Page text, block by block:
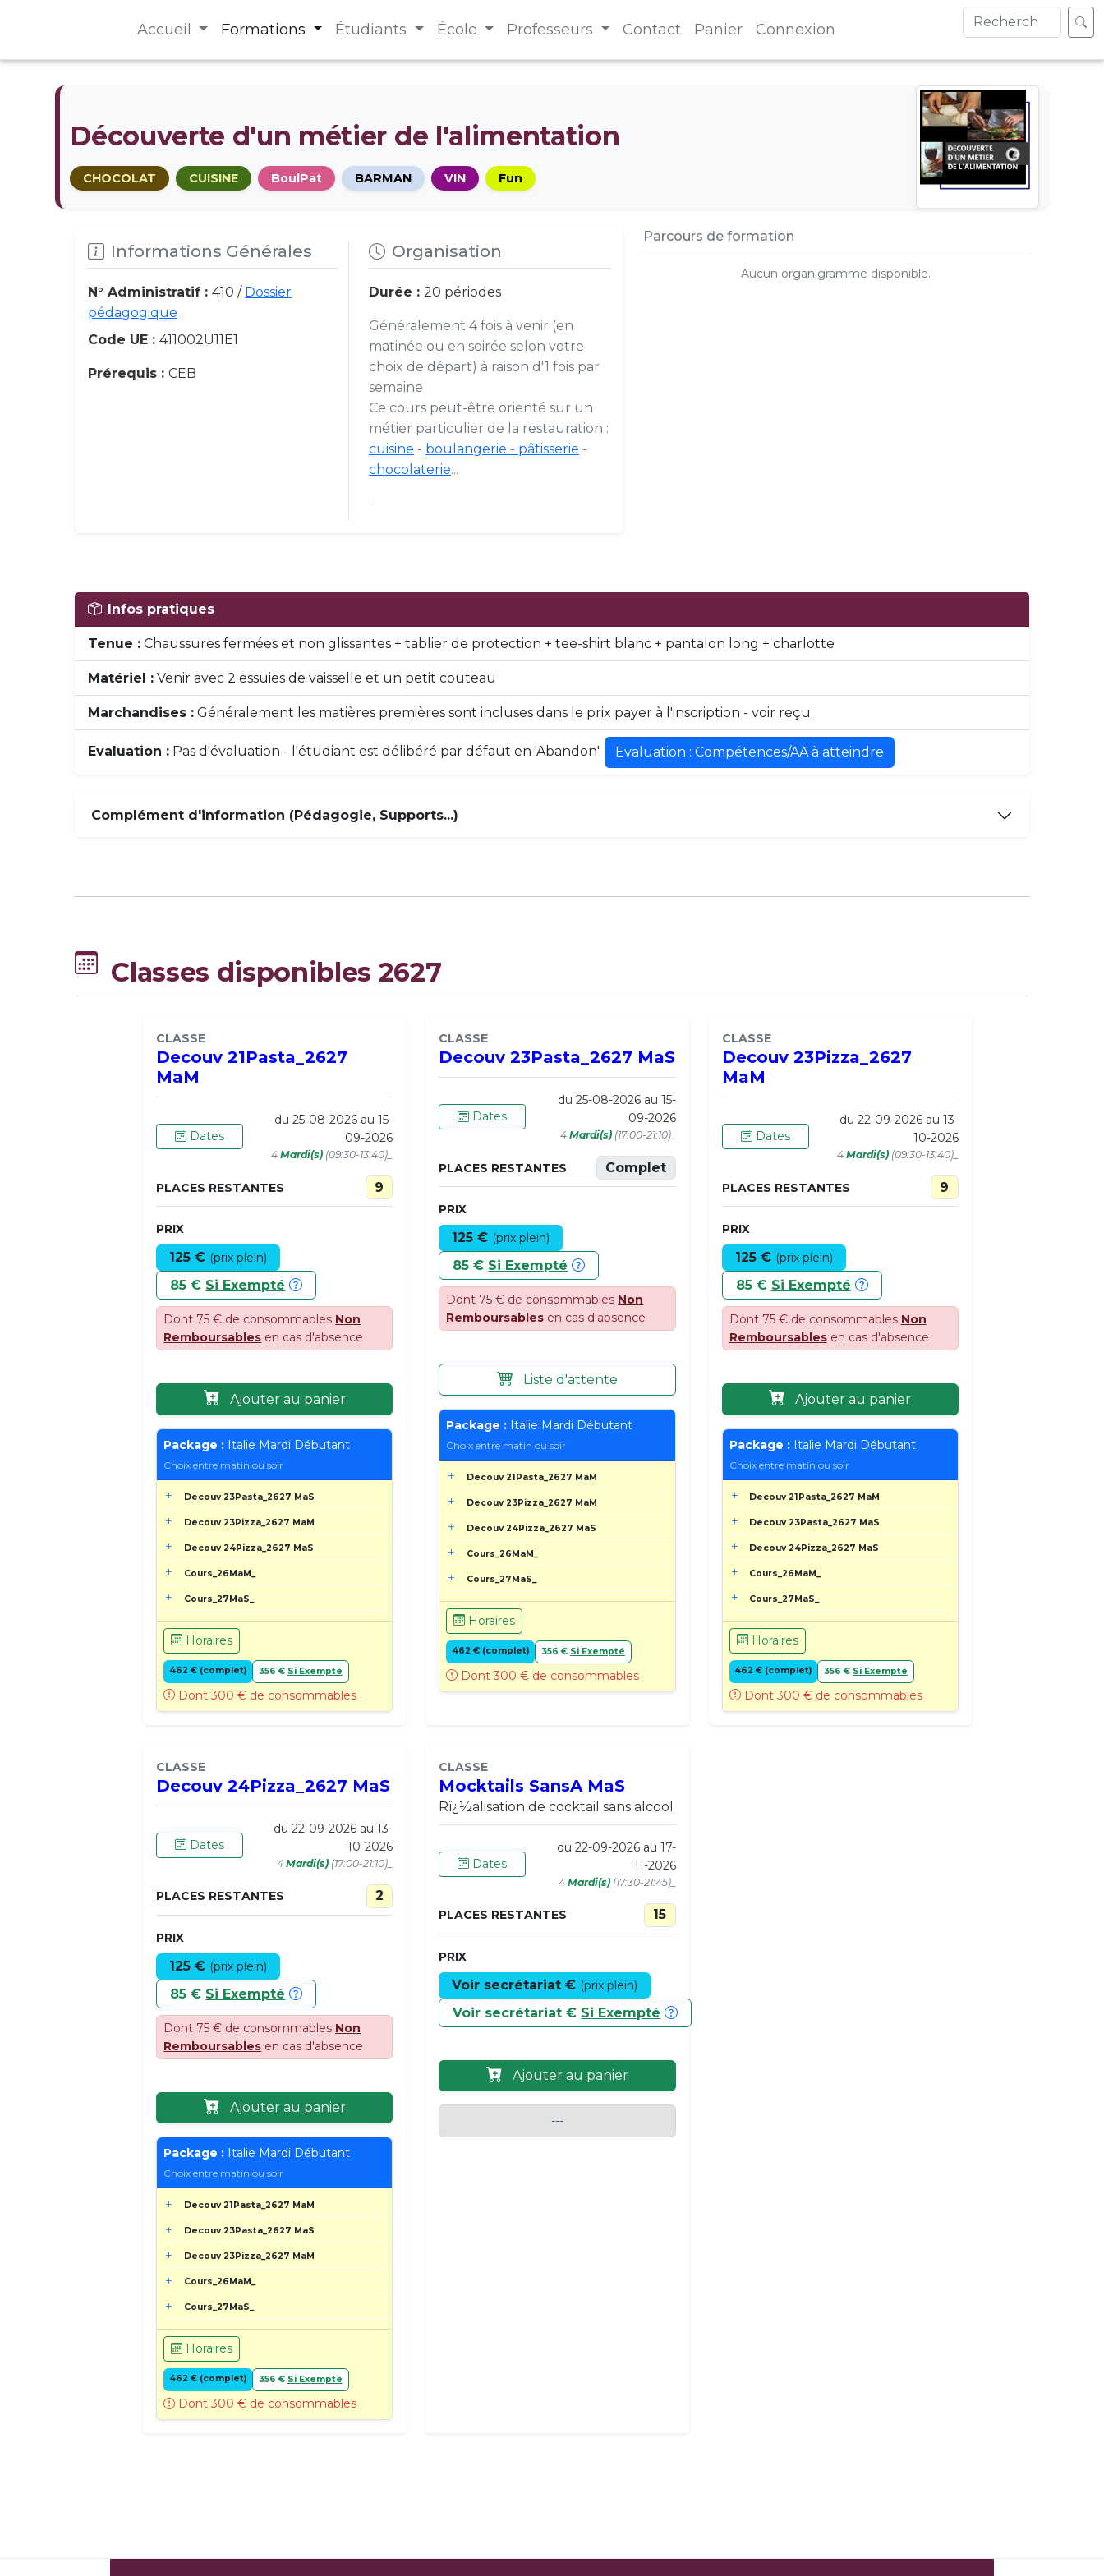
Accueil Formations Étudiants École Professeurs Contact Panier Connexion
Découverte d'un métier de l'alimentation
CHOCOLAT CUISINE BoulPat BARMAN VIN Fun
Informations Générales
N° Administratif :410 / Dossier
pédagogique
Code UE :411002U11E1
Prérequis :CEB
Organisation
Durée : 20 périodes
Généralement 4 fois à venir (en
matinée ou en soirée selon votre
choix de départ) à raison d'1 fois par
semaine
Ce cours peut-être orienté sur un
métier particulier de la restauration :
cuisine - boulangerie - pâtisserie -
chocolaterie...
-
Parcours de formation
Aucun organigramme disponible.
Infos pratiques
Tenue : Chaussures fermées et non glissantes + tablier de protection + tee-shirt blanc + pantalon long + charlotte
Matériel : Venir avec 2 essuies de vaisselle et un petit couteau
Marchandises : Généralement les matières premières sont incluses dans le prix payer à l'inscription - voir reçu
Evaluation : Pas d'évaluation - l'étudiant est délibéré par défaut en 'Abandon'. Evaluation : Compétences/AA à atteindre
Complément d'information (Pédagogie, Supports...)
Classes disponibles 2627
CLASSE
Decouv 21Pasta_2627
MaM
Dates
du 25-08-2026 au 15-
09-2026
4Mardi(s) (09:30-13:40)_
PLACES RESTANTES 9
PRIX
125 € (prix plein)
85 € Si Exempté
Dont 75 € de consommables Non
Remboursables en cas d'absence
Ajouter au panier
Package : Italie Mardi Débutant
Choix entre matin ou soir
Decouv 23Pasta_2627 MaS
Decouv 23Pizza_2627 MaM
Decouv 24Pizza_2627 MaS
Cours_26MaM_
Cours_27MaS_
Horaires
462 € (complet) 356 € Si Exempté
Dont 300 € de consommables
CLASSE
Decouv 23Pasta_2627 MaS
Dates
du 25-08-2026 au 15-
09-2026
4 Mardi(s)(17:00-21:10)_
PLACES RESTANTES Complet
PRIX
125 € (prix plein)
85 € Si Exempté
Dont 75 € de consommables Non
Remboursables en cas d'absence
Liste d'attente
Package : Italie Mardi Débutant
Choix entre matin ou soir
Decouv 21Pasta_2627 MaM
Decouv 23Pizza_2627 MaM
Decouv 24Pizza_2627 MaS
Cours_26MaM_
Cours_27MaS_
Horaires
462 € (complet) 356 € Si Exempté
Dont 300 € de consommables
CLASSE
Decouv 23Pizza_2627
MaM
Dates
du 22-09-2026 au 13-
10-2026
4 Mardi(s)(09:30-13:40)_
PLACES RESTANTES 9
PRIX
125 € (prix plein)
85 € Si Exempté
Dont 75 € de consommables Non
Remboursablesen cas d'absence
Ajouter au panier
Package :Italie Mardi Débutant
Choix entre matin ou soir
Decouv 21Pasta_2627 MaM
Decouv 23Pasta_2627 MaS
Decouv 24Pizza_2627 MaS
Cours_26MaM_
Cours_27MaS_
Horaires
462 € (complet) 356 € Si Exempté
Dont 300 € de consommables
CLASSE
Decouv 24Pizza_2627 MaS
Dates
du 22-09-2026 au 13-
10-2026
4Mardi(s) (17:00-21:10)_
PLACES RESTANTES 2
PRIX
125 € (prix plein)
85 € Si Exempté
Dont 75 € de consommables Non
Remboursables en cas d'absence
Ajouter au panier
Package : Italie Mardi Débutant
Choix entre matin ou soir
Decouv 21Pasta_2627 MaM
Decouv 23Pasta_2627 MaS
Decouv 23Pizza_2627 MaM
Cours_26MaM_
Cours_27MaS_
Horaires
462 € (complet) 356 € Si Exempté
Dont 300 € de consommables
CLASSE
Mocktails SansA MaS
Rï¿½alisation de cocktail sans alcool
Dates
du 22-09-2026 au 17-
11-2026
4 Mardi(s)(17:30-21:45)_
PLACES RESTANTES 15
PRIX
Voir secrétariat € (prix plein)
Voir secrétariat € Si Exempté
Ajouter au panier
---